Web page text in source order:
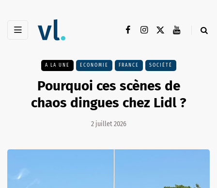
A LA UNE ECONOMIE FRANCE SOCIÉTÉ
Pourquoi ces scènes de
chaos dingues chez Lidl ?
2 juillet 2026